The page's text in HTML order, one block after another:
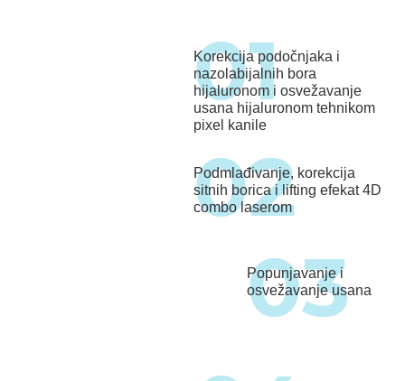
Korekcija podočnjaka i
nazolabijalnih bora
hijaluronom i osvežavanje
usana hijaluronom tehnikom
pixel kanile
Podmlađivanje, korekcija
sitnih borica i lifting efekat 4D
combo laserom
Popunjavanje i
osvežavanje usana